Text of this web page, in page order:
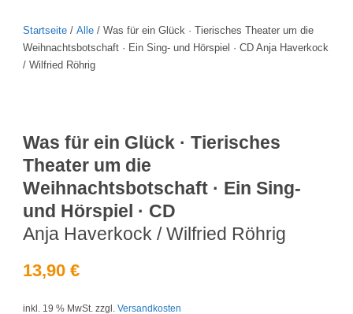
Startseite / Alle / Was für ein Glück · Tierisches Theater um die
Weihnachtsbotschaft · Ein Sing- und Hörspiel · CD Anja Haverkock
/ Wilfried Röhrig
Was für ein Glück · Tierisches
Theater um die
Weihnachtsbotschaft · Ein Sing-
und Hörspiel · CD
Anja Haverkock / Wilfried Röhrig
13,90 €
inkl. 19 % MwSt. zzgl. Versandkosten